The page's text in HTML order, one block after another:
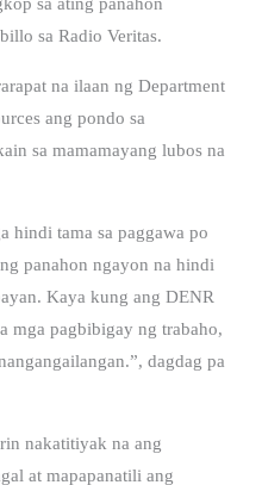
sa Radio Veritas.
na ilaan ng Department
ang pondo sa
sa mamamayang lubos na
hindi tama sa paggawa po
panahon ngayon na hindi
Kaya kung ang DENR
mga pagbibigay ng trabaho,
dagdag pa
nakatitiyak na ang
at mapapanatili ang